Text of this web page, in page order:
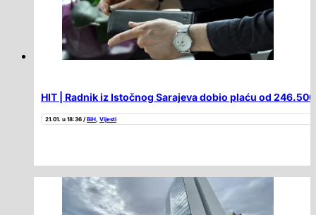
HIT | Radnik iz Istočnog Sarajeva dobio plaću od
21.01. u 18:36 / BiH, Vijesti